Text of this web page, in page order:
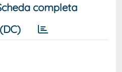
completa